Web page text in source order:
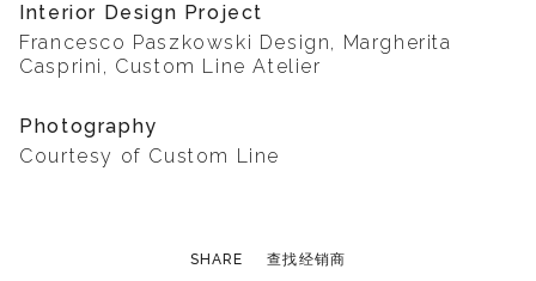
Interior Design Project
Francesco Paszkowski Design, Margherita
Casprini, Custom Line Atelier
Photography
Courtesy of Custom Line
SHARE 查找经销商